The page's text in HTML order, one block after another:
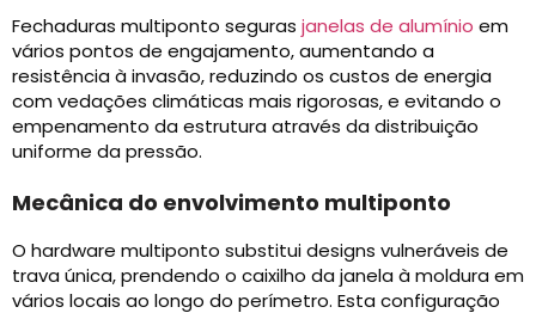
Fechaduras multiponto seguras janelas de alumínio em
vários pontos de engajamento, aumentando a
resistência à invasão, reduzindo os custos de energia
com vedações climáticas mais rigorosas, e evitando o
empenamento da estrutura através da distribuição
uniforme da pressão.
Mecânica do envolvimento multiponto
O hardware multiponto substitui designs vulneráveis ​​de
trava única, prendendo o caixilho da janela à moldura em
vários locais ao longo do perímetro. Esta configuração